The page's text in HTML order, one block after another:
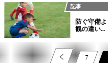
記事
防ぐ守備
観の違い...
7